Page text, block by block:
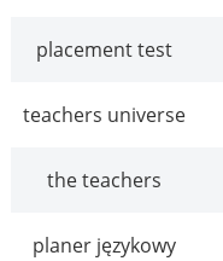
placement test
teachers universe
the teachers
planer językowy